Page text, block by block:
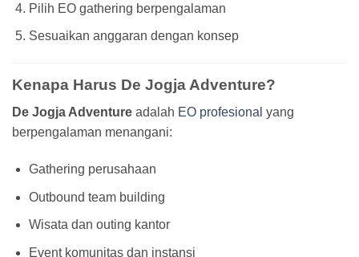
Pilih EO gathering berpengalaman
Sesuaikan anggaran dengan konsep
Kenapa Harus De Jogja Adventure?
De Jogja Adventure adalah EO profesional yang
berpengalaman menangani:
Gathering perusahaan
Outbound team building
Wisata dan outing kantor
Event komunitas dan instansi